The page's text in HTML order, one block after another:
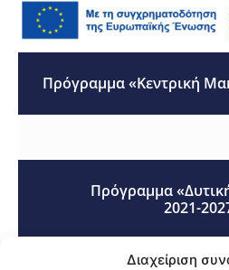
Διαχείριση
Πρόγραμμα «Κεντρική
Πρόγραμμα
2021-